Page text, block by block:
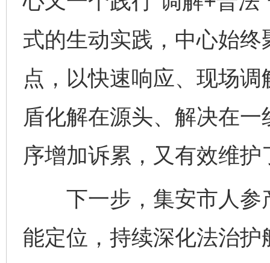
式的生动实践，中心始
点，以快速响应、现场
盾化解在源头、解决在
序增加诉累，又有效维
下一步，集安市人参
能定位，持续深化法治